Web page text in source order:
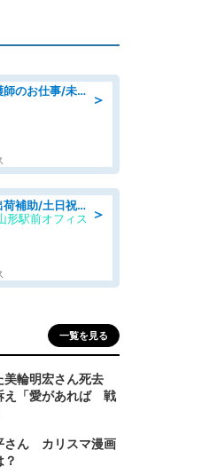
＞
社団法人での保健師・看護師のお仕事/未経験OK/要資格:普通免許、保健師、正看護師
＞
工場内でのデータ入力・出荷補助/土日祝休/未経験歓迎/交通費支給
形駅前オフィス
一覧を見る
美輪明宏さん死去
え「愛があれば 戦
さん カリスマ漫画